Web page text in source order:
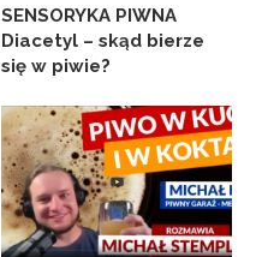
SENSORYKA PIWNA
Diacetyl – skąd bierze
się w piwie?